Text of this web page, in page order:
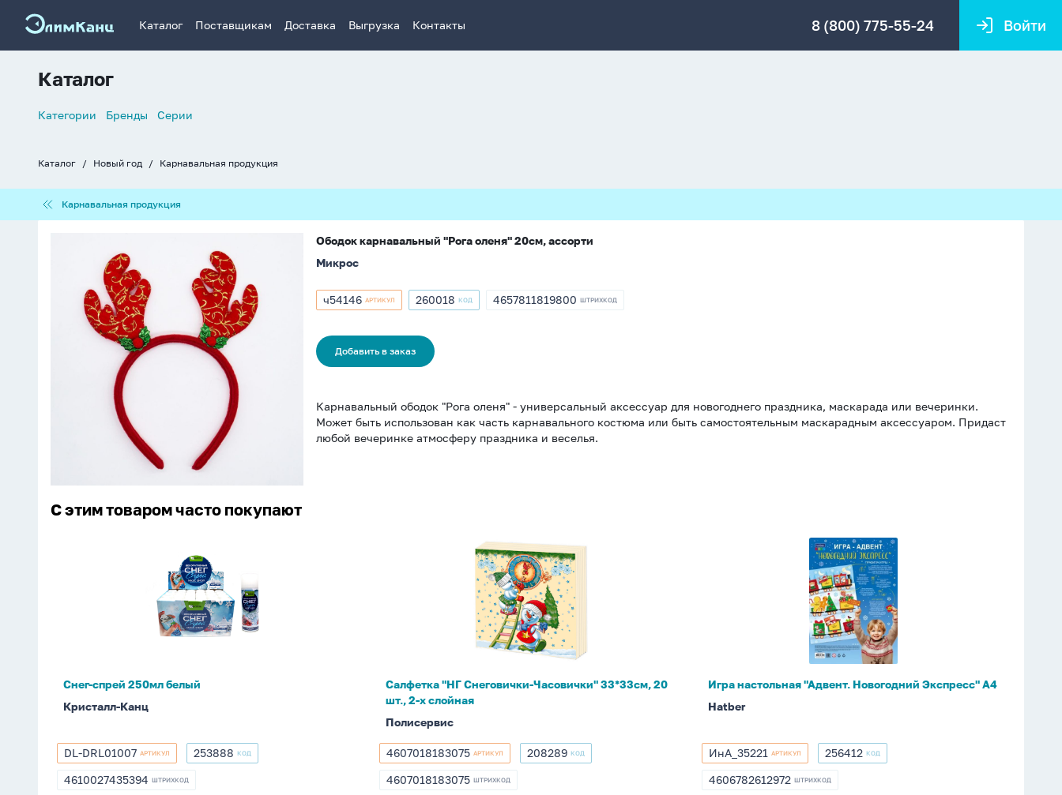
Каталог Поставщикам Доставка Выгрузка Контакты 8 (800) 775-55-24 Войти
Каталог
Список
Категории Бренды Серии
крошки
Каталог Новый год Карнавальная продукция
продукция
Карнавальная продукция
карнавальный
ассорти
Ободок карнавальный "Рога оленя" 20см, ассорти
Микрос
Артикул
ч54146 АРТИКУЛ
Артикул
260018 КОД
ШТРИХКОД
4657811819800 ШТРИХКОД
Добавить в заказ
Карнавальный ободок "Рога оленя" - универсальный аксессуар для новогоднего праздника, маскарада или вечеринки.
Может быть использован как часть карнавального костюма или быть самостоятельным маскарадным аксессуаром. Придаст
любой вечеринке атмосферу праздника и веселья.
С этим товаром часто покупают
Снег-спрей 250мл белый
Кристалл-Канц
DL-
DRL01007
DL-DRL01007 АРТИКУЛ 253888
253888 КОД
4610027435394
4610027435394 ШТРИХКОД
х
слойная
Салфетка "НГ Снеговички-Часовички" 33*33см, 20
шт., 2-х слойная
Полисервис
4607018183075
4607018183075 АРТИКУЛ 208289
208289 КОД
4607018183075
4607018183075 ШТРИХКОД
Игра настольная "Адвент. Новогодний Экспресс" А4
Hatber
ИнА_35221
ИнА_35221 АРТИКУЛ 256412
256412 КОД
4606782612972
4606782612972 ШТРИХКОД